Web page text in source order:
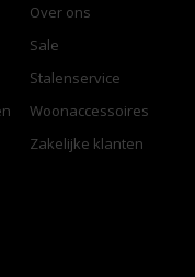
Over ons
Sale
Stalenservice
Woonaccessoires
Zakelijke klanten